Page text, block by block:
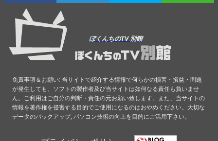
ぼくんちのTV 別館
免責事項＆お願い: 当サイトで紹介する情報で何らかの損害・損益・問題
が発生しても、ソフトの製作者及び当サイトは如何なる責任も負いませ
ん。ご利用はご自分の判断・責任の元お願い致します。また、当サイトの
情報を著作権を侵害する目的でご使用になるのはおやめください。大切な
データのバックアップ, パソコン技術の向上を目的にご活用下さい。